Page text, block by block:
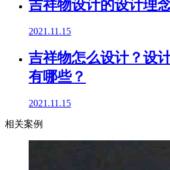
吉祥物设计的设计理
2021.11.15
吉祥物怎么设计？设
有哪些？
2021.11.15
相关案例